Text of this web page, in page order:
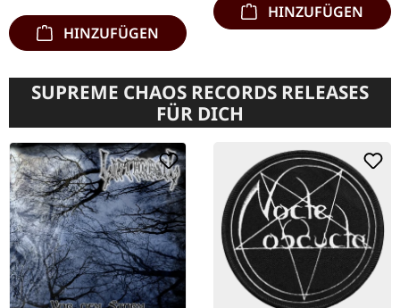
HINZUFÜGEN
HINZUFÜGEN
SUPREME CHAOS RECORDS RELEASES
FÜR DICH